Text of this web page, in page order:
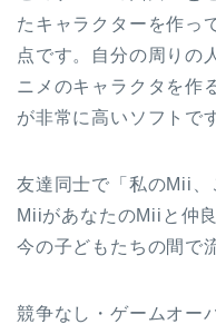
たキャラクターを作っ
点です。自分の周りの
ニメのキャラクタを作
が非常に高いソフトで
友達同士で「私のMii
MiiがあなたのMiiと仲
今の子どもたちの間で
競争なし・ゲームオー